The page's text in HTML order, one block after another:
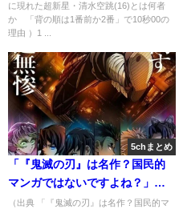
2番」で10秒00の理由 [ネギうど
ん★]
に現れた超新星・清水空跳(16)とは何者
か 「背の順は1番前か2番」で10秒00の
理由 ）1 ...
5chまとめ
「『鬼滅の刃』は名作？国民的
マンガではないですよね？」と
言う質問に回答続々「ドラゴン
（出典 「『鬼滅の刃』は名作？国民的マ